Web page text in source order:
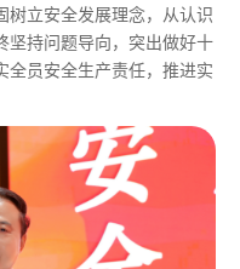
树立安全发展理念，从认识
坚持问题导向，突出做好十
全员安全生产责任，推进实